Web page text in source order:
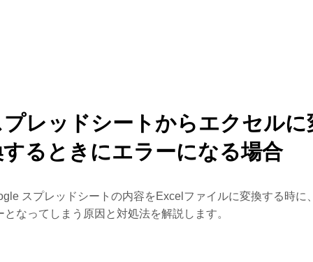
レッドシートからエクセルに
るときにエラーになる場合
スプレッドシートの内容をExcelファイルに変換する時に
となってしまう原因と対処法を解説します。